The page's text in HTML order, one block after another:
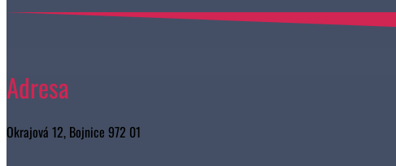
Adresa
Okrajová 12, Bojnice 972 01